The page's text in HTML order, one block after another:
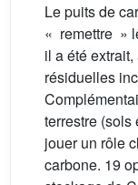
Le puits de
« remettre »
il a été
résiduelles
terrestre (sols
jouer un rôle
carbone. 19